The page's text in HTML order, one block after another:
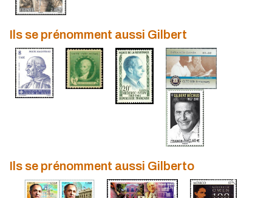
Ils se prénomment aussi Gilbert
Ils se prénomment aussi Gilberto